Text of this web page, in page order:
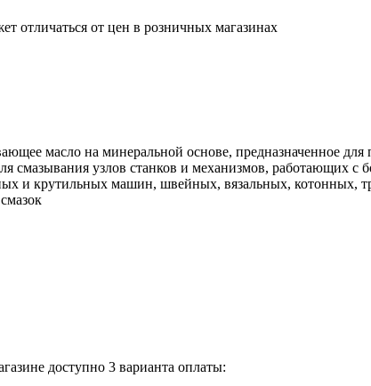
отличаться от цен в розничных магазинах
масло на минеральной основе, предназначенное
смазывания узлов станков и механизмов, работающих
и крутильных машин, швейных, вязальных, котонных,
доступно 3 варианта оплаты: